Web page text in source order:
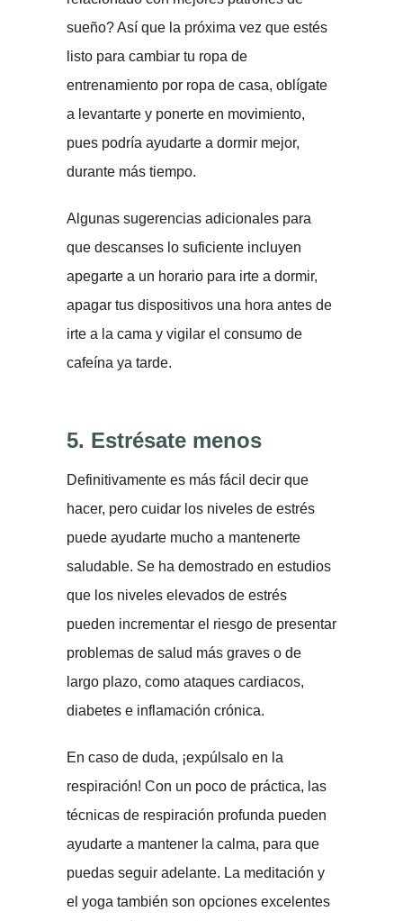
sueño? Así que la próxima vez que estés
listo para cambiar tu ropa de
entrenamiento por ropa de casa, oblígate
a levantarte y ponerte en movimiento,
pues podría ayudarte a dormir mejor,
durante más tiempo.
Algunas sugerencias adicionales para
que descanses lo suficiente incluyen
apegarte a un horario para irte a dormir,
apagar tus dispositivos una hora antes de
irte a la cama y vigilar el consumo de
cafeína ya tarde.
5. Estrésate menos
Definitivamente es más fácil decir que
hacer, pero cuidar los niveles de estrés
puede ayudarte mucho a mantenerte
saludable. Se ha demostrado en estudios
que los niveles elevados de estrés
pueden incrementar el riesgo de presentar
problemas de salud más graves o de
largo plazo, como ataques cardiacos,
diabetes e inflamación crónica.
En caso de duda, ¡expúlsalo en la
respiración! Con un poco de práctica, las
técnicas de respiración profunda pueden
ayudarte a mantener la calma, para que
puedas seguir adelante. La meditación y
el yoga también son opciones excelentes